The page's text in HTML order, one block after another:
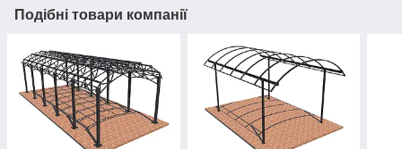
Подібні товари компанії